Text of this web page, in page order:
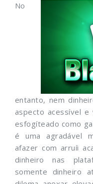
No
entanto, nem
aspecto acessível e
esfogíteado como
é uma agradável
afazer com arruíi
dinheiro nas
somente dinheiro